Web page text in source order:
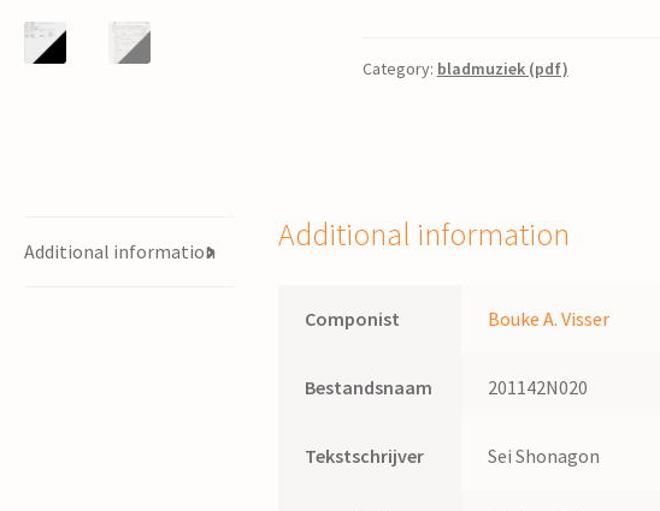
;Category: bladmuziek (pdf)
Additional information Additional information
Componist Bouke A. Visser
Bestandsnaam 201142N020
Tekstschrijver Sei Shonagon